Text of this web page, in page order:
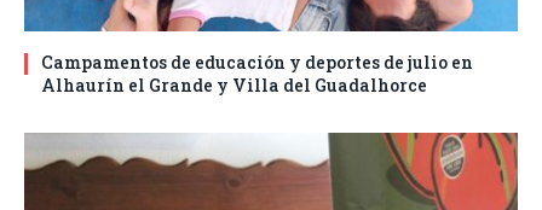
Campamentos de educación y deportes de julio en
Alhaurín el Grande y Villa del Guadalhorce